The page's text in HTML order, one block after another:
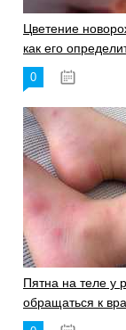
Цветение
как его
0
Пятна на теле у
обращаться к